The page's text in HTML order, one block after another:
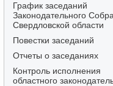
График заседаний
Законодательного
Свердловской области
Повестки заседаний
Отчеты о заседаниях
Контроль исполнения
областного